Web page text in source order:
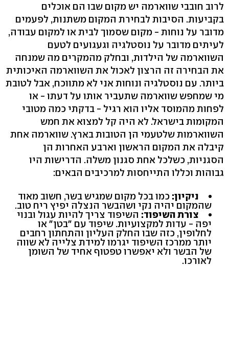
לרוב חובבי שווארמה יש מקום שבו הם אוכלים
בקביעות. הסיבות לבחירת המקום משתנות, לפעמים
מדובר על נוחות - מקום שסמוך לבית או למקום עבודה,
לעיתים מדובר על נוסטלגיה וגעגועים לטעם
השווארמה של הילדות, ובחלק מהמקרים מה שמנחה
את הבחירה זה הרצון לאכול את השווארמה האיכותית
ביותר. עם נוסטלגיה ונוחות אני לא מתווכח, אבל לטובת
מי שמחפש שווארמה שתעביר אותו על דעתו - או
לפחות מהמוסד אליו הוא רגיל - בדקתי כמה מטובי
המקומות בישראל. לא היה קל למצוא את חמש
השווארמות שלטעמי הן הטובות בארץ. שווארמה אחת
קיבלה את המקום הראשון וארבע האחרות הן
הסגניות, כשלכל אחת סגנון משלה. הדרישות היו
גבוהות וכללו התייחסות למרכיבים הבאים:
ניקיון: כמו בכל מקום שמגיש בשר, חשוב מאוד
שהמקום יהיה נקי ושהבשר הנצלה יפיץ ריח טוב.
צורת השיפוד: השיפוד צריך להיות עגול ובנוי
יפה - עדות למקצועיות. שיפוד עם "בטן" או
לחלופין, כזה שבו החלק העליון והתחתון רחבים
יותר ממרכז השיפוד יגרמו למידת צלייה לא שווה
של הבשר ולא יאפשרו טפטוף אחיד של השומן
לאורכו.